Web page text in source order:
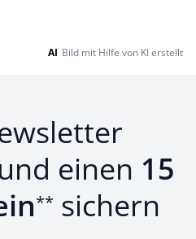
AI Bild mit Hilfe von KI erstellt
einen 15
** sichern